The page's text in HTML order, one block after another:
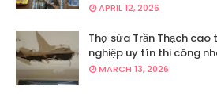
APRIL 12, 2026
Thợ sửa Trần Thạch cao
nghiệp uy tín thi công
MARCH 13, 2026